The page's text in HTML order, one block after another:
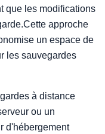
que les modifications
approche
un espace de
les sauvegardes
à distance
ou un
d'hébergement